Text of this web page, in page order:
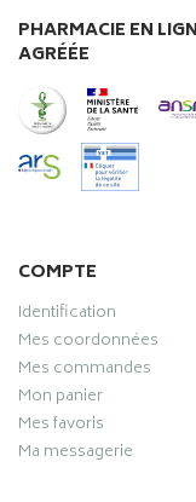
PHARMACIE EN
AGRÉÉE
COMPTE
Identification
Mes coordonnées
Mes commandes
Mon panier
Mes favoris
Ma messagerie